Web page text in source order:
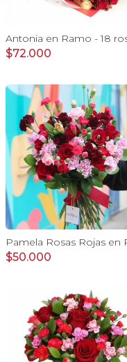
$72.000
$50.000